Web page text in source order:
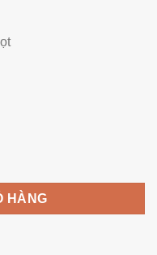
Xu Ne1024 số lượng
HÀNG